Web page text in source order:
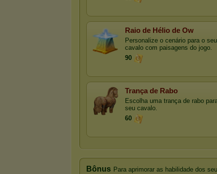
Raio de Hélio de Ow
Personalize o cenário para o seu
cavalo com paisagens do jogo.
90
Trança de Rabo
Escolha uma trança de rabo
seu cavalo.
60
Bônus Para aprimorar as habilidade dos